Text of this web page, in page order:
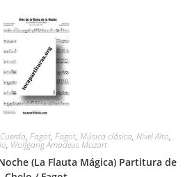
Cuerda, Fagot, Fagot, Música clásica, Nivel Alto,
, Wolfgang Amadeus Mozart
(La Flauta Mágica) Partitura de